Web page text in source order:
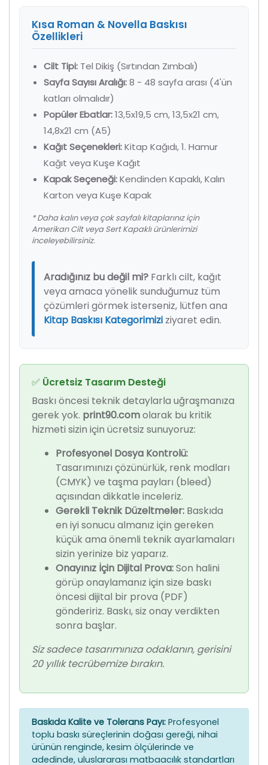
Kısa Roman & Novella Baskısı
Özellikleri
Cilt Tipi: Tel Dikiş (Sırtından Zımbalı)
Sayfa Sayısı Aralığı:8 - 48 sayfa arası (4'ün
katları olmalıdır)
Popüler Ebatlar:13,5x19,5 cm, 13,5x21 cm,
14,8x21 cm (A5)
Kağıt Seçenekleri:Kitap Kağıdı, 1. Hamur
Kağıt veya Kuşe Kağıt
Kapak Seçeneği:Kendinden Kapaklı, Kalın
Karton veya Kuşe Kapak
* Daha kalın veya çok sayfalı kitaplarınız için
Amerikan Cilt veya Sert Kapaklı ürünlerimizi
inceleyebilirsiniz.
Aradığınız bu değil mi? Farklı cilt, kağıt
veya amaca yönelik sunduğumuz tüm
çözümleri görmek isterseniz, lütfen ana
Kitap Baskısı Kategorimizi ziyaret edin.
✅ Ücretsiz Tasarım Desteği
Baskı öncesi teknik detaylarla uğraşmanıza
gerek yok. print90.comolarak bu kritik
hizmeti sizin için ücretsiz sunuyoruz:
Profesyonel Dosya Kontrolü:
Tasarımınızı çözünürlük, renk modları
(CMYK) ve taşma payları (bleed)
açısından dikkatle inceleriz.
Gerekli Teknik Düzeltmeler: Baskıda
en iyi sonucu almanız için gereken
küçük ama önemli teknik ayarlamaları
sizin yerinize biz yaparız.
Onayınız İçin Dijital Prova:Son halini
görüp onaylamanız için size baskı
öncesi dijital bir prova (PDF)
göndeririz. Baskı, siz onay verdikten
sonra başlar.
Siz sadece tasarımınıza odaklanın, gerisini
20 yıllık tecrübemize bırakın.
Baskıda Kalite ve Tolerans Payı: Profesyonel
toplu baskı süreçlerinin doğası gereği, nihai
ürünün renginde, kesim ölçülerinde ve
adedinde, uluslararası matbaacılık standartları